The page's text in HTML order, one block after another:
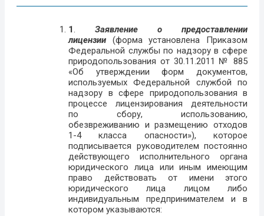
1. Заявление о предоставлении
лицензии (форма установлена Приказом
Федеральной службы по надзору в сфере
природопользования от 30.11.2011 № 885
«Об утверждении форм документов,
используемых Федеральной службой по
надзору в сфере природопользования в
процессе лицензирования деятельности
по сбору, использованию,
обезвреживанию и размещению отходов
1-4 класса опасности»), которое
подписывается руководителем постоянно
действующего исполнительного органа
юридического лица или иным имеющим
право действовать от имени этого
юридического лица лицом либо
индивидуальным предпринимателем и в
котором указываются: